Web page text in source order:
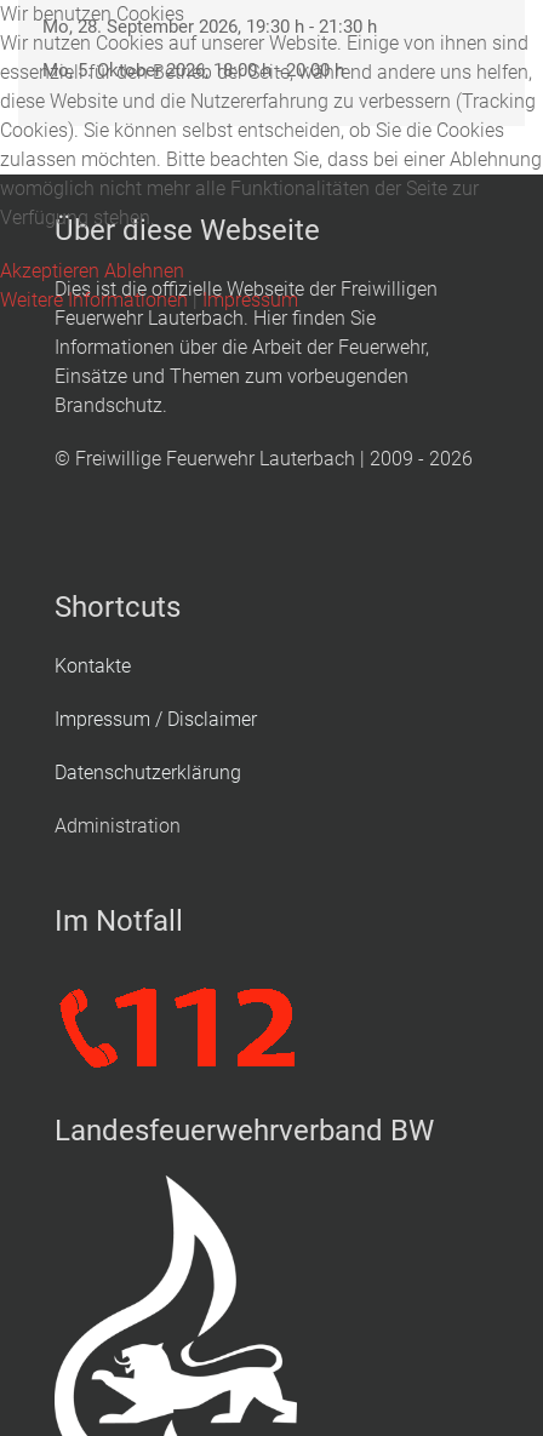
Mo, 28. September 2026, 19:30 h - 21:30 h
Mo, 5. Oktober 2026, 18:00 h-20:00 h
Über diese Webseite
Dies ist die offizielle Webseite der Freiwilligen
Feuerwehr Lauterbach. Hier finden Sie
Informationen über die Arbeit der Feuerwehr,
Einsätze und Themen zum vorbeugenden
Brandschutz.
© Freiwillige Feuerwehr Lauterbach | 2009 - 2026
Shortcuts
Kontakte
Impressum / Disclaimer
Datenschutzerklärung
Administration
Im Notfall
Landesfeuerwehrverband BW
Wir benutzen Cookies
Wir nutzen Cookies auf unserer Website. Einige von ihnen sind
essenziell für den Betrieb der Seite, während andere uns helfen,
diese Website und die Nutzererfahrung zu verbessern (Tracking
Cookies). Sie können selbst entscheiden, ob Sie die Cookies
zulassen möchten. Bitte beachten Sie, dass bei einer Ablehnung
womöglich nicht mehr alle Funktionalitäten der Seite zur
Verfügung stehen.
Akzeptieren Ablehnen
Weitere Informationen|Impressum